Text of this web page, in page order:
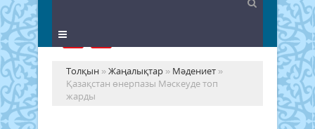
Толқын »Жаңалықтар » Мәдениет »
Қазақстан өнерпазы Мәскеуде топ
жарды